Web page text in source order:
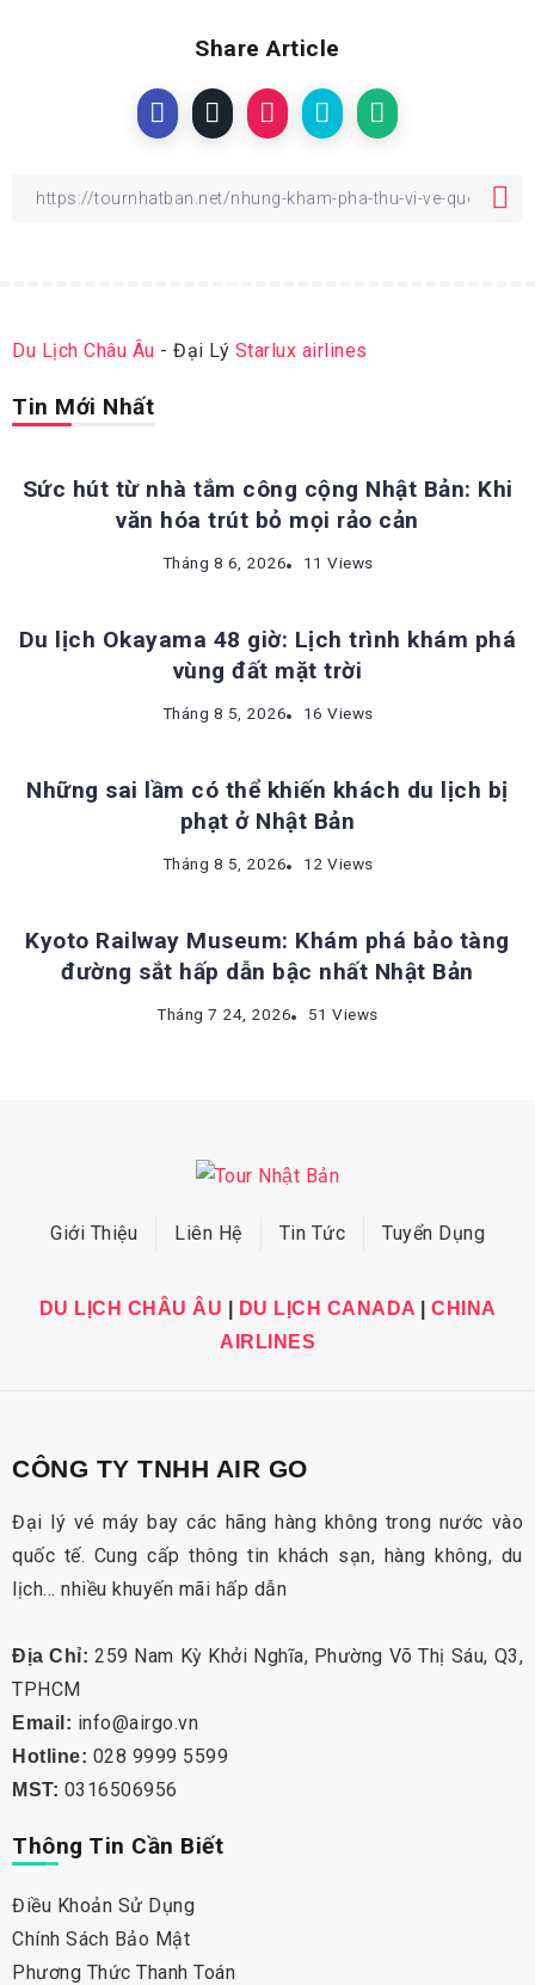
Share Article
Du Lịch Châu Âu - Đại Lý Starlux airlines
Tin Mới Nhất
Sức hút từ nhà tắm công cộng Nhật Bản: Khi
văn hóa trút bỏ mọi rảo cản
Tháng 8 6, 2026 11 Views
ĐỊA ĐIỂM DU LỊCH NHẬT BẢN
Du lịch Okayama 48 giờ: Lịch trình khám phá
vùng đất mặt trời
Tháng 8 5, 2026 16 Views
KINH NGHIỆM DU LỊCH NHẬT BẢN
Những sai lầm có thể khiến khách du lịch bị
phạt ở Nhật Bản
Tháng 8 5, 2026 12 Views
ĐỊA ĐIỂM DU LỊCH NHẬT BẢN
Kyoto Railway Museum: Khám phá bảo tàng
đường sắt hấp dẫn bậc nhất Nhật Bản
Tháng 7 24, 2026 51 Views
Giới Thiệu Liên Hệ Tin Tức Tuyển Dụng
DU LỊCH CHÂU ÂU DU LỊCH CANADA
CHINA
AIRLINES
CÔNG TY TNHH AIR GO
Đại lý vé máy bay các hãng hàng không trong nước vào
quốc tế. Cung cấp thông tin khách sạn, hàng không, du
lịch… nhiều khuyến mãi hấp dẫn
Địa Chỉ: 259 Nam Kỳ Khởi Nghĩa, Phường Võ Thị Sáu, Q3,
TPHCM
Email: info@airgo.vn
Hotline: 028 9999 5599
MST: 0316506956
Thông Tin Cần Biết
Điều Khoản Sử Dụng
Chính Sách Bảo Mật
Phương Thức Thanh Toán